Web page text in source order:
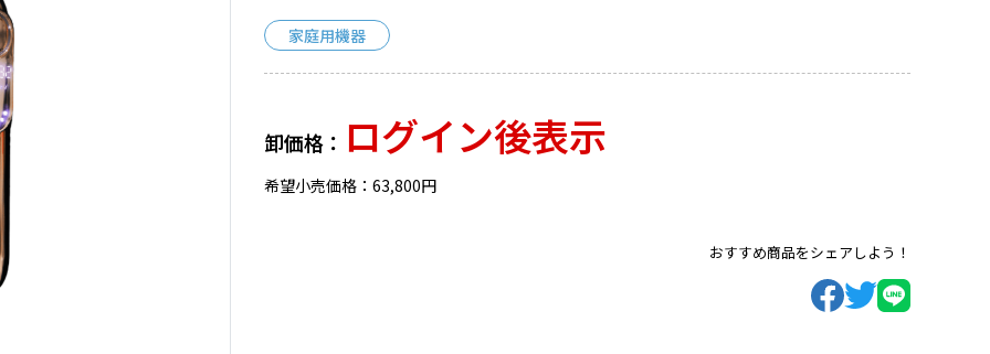
家庭用機器
卸価格： ログイン後表示
希望小売価格：63,800円
おすすめ商品をシェアしよう！